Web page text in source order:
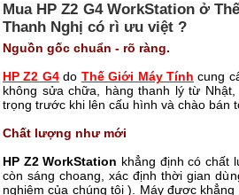
Mua HP Z2 G4 WorkStation ở
Thanh Nghị có rì ưu việt ?
Nguồn gốc chuẩn - rõ ràng.
HP Z2 G4do Thế Giới Máy Tính cung
không sửa chữa, hàng thanh lý từ
trọng trước khi lên cấu hình và chào bán
Chất lượng như mới
HP Z2 WorkStation khẳng định có chất
còn sáng choang, xác định thời gian
nghiệm của chúng tôi ). Máy được